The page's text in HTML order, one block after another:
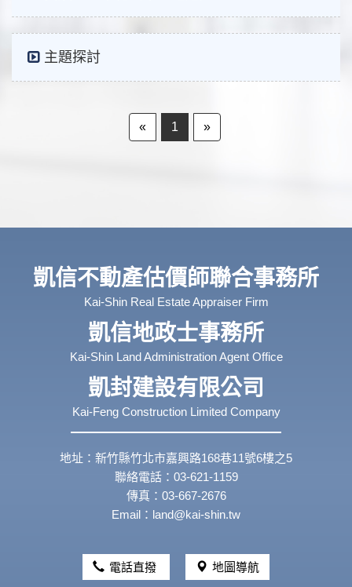
主題探討
« 1 »
凱信不動產估價師聯合事務所
Kai-Shin Real Estate Appraiser Firm
凱信地政士事務所
Kai-Shin Land Administration Agent Office
凱封建設有限公司
Kai-Feng Construction Limited Company
地址：新竹縣竹北市嘉興路168巷11號6樓之5
聯絡電話：03-621-1159
傳真：03-667-2676
Email：land@kai-shin.tw
電話直撥 地圖導航